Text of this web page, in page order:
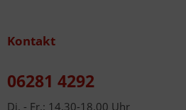
Kontakt
06281 4292
Di. - Fr.: 14.30-18.00 Uhr